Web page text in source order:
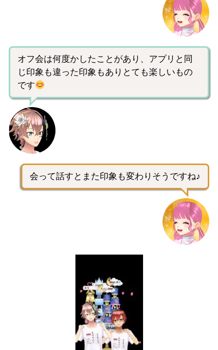
オフ会は何度かしたことがあり、アプリと同
じ印象も違った印象もありとても楽しいもの
です
会って話すとまた印象も変わりそうですね♪